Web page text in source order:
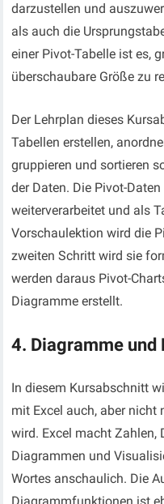
darzustellen und
als auch die
einer Pivot-Tabelle ist es,
überschaubare Größe zu
Der Lehrplan dieses
Tabellen erstellen,
gruppieren und sortieren
der Daten. Die Pivot-
weiterverarbeitet und als
Vorschaulektion wird die
zweiten Schritt wird sie
werden daraus Pivot-
Diagramme erstellt.
4. Diagramme und
In diesem Kursabschnitt
mit Excel auch, aber nicht
wird. Excel macht Zahlen,
Diagrammen und
Wortes anschaulich. Die